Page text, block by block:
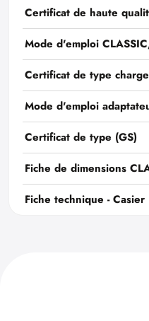
Certificat de haute
Mode d'emploi
Certificat de type
Mode d'emploi
Certificat de type (GS)
Fiche de dimensions
Fiche technique - Casier